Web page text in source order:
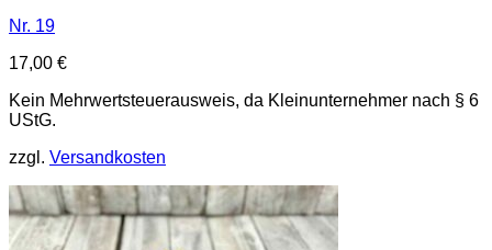
Nr. 19
17,00 €
Kein Mehrwertsteuerausweis, da Kleinunternehmer nach § 6
UStG.
zzgl. Versandkosten